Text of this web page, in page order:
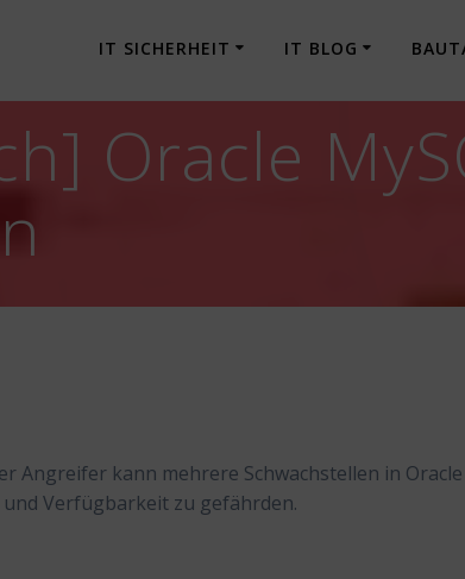
IT SICHERHEIT IT BLOG
Oracle
kann mehrere Schwachstellen in Oracle
Verfügbarkeit zu gefährden.